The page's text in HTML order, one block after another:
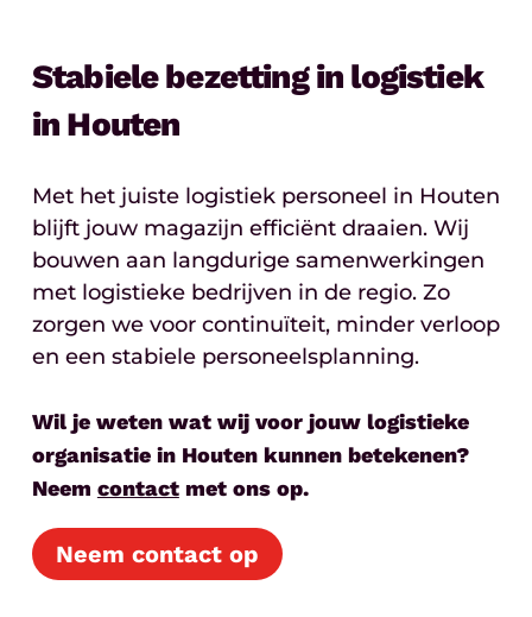
Stabiele bezetting in logistiek
in Houten
Met het juiste logistiek personeel in Houten
blijft jouw magazijn efficiënt draaien. Wij
bouwen aan langdurige samenwerkingen
met logistieke bedrijven in de regio. Zo
zorgen we voor continuïteit, minder verloop
en een stabiele personeelsplanning.
Wil je weten wat wij voor jouw logistieke
organisatie in Houten kunnen betekenen?
Neem contactmet ons op.
Neem contact op